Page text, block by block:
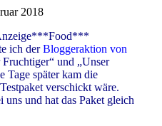
2018
ich derBloggeraktion von
und „Unser
Tage später kam die
verschickt wäre.
und hat das Paket gleich